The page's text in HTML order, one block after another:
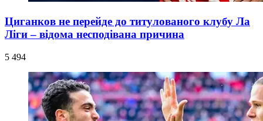
Циганков не перейде до титулованого клубу Ла
Ліги – відома несподівана причина
5 494